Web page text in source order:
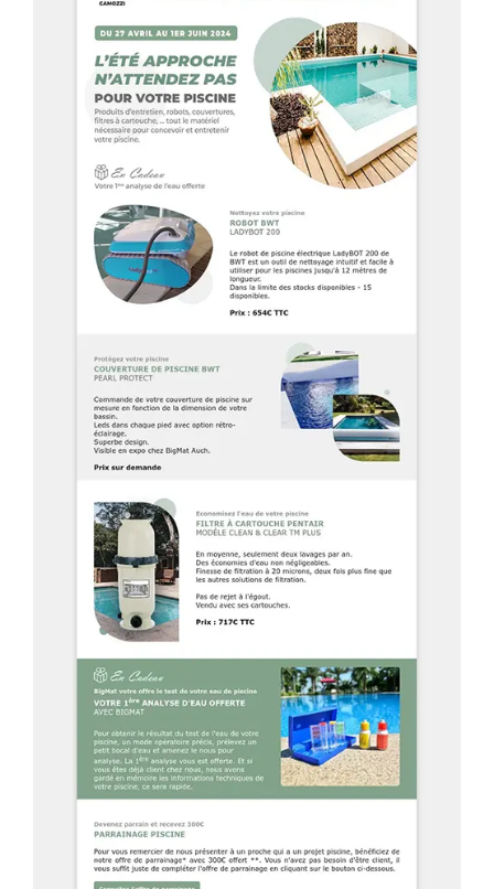
Emailing & newsletter
Envoi SMS
Google/Facebook Ads
GRAPHISMES
Créations graphiques
Flocage véhicule